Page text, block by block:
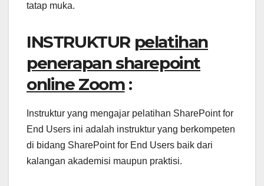
tatap muka.
INSTRUKTUR pelatihan
penerapan sharepoint
online Zoom:
Instruktur yang mengajar pelatihan SharePoint for
End Users ini adalah instruktur yang berkompeten
di bidang SharePoint for End Users baik dari
kalangan akademisi maupun praktisi.